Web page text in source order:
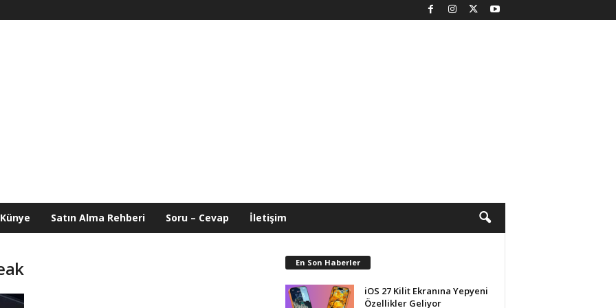
Künye Satın Alma Rehberi Soru – Cevap İletişim
En Son Haberler
iOS 27 Kilit Ekranına Yepyeni
Özellikler Geliyor